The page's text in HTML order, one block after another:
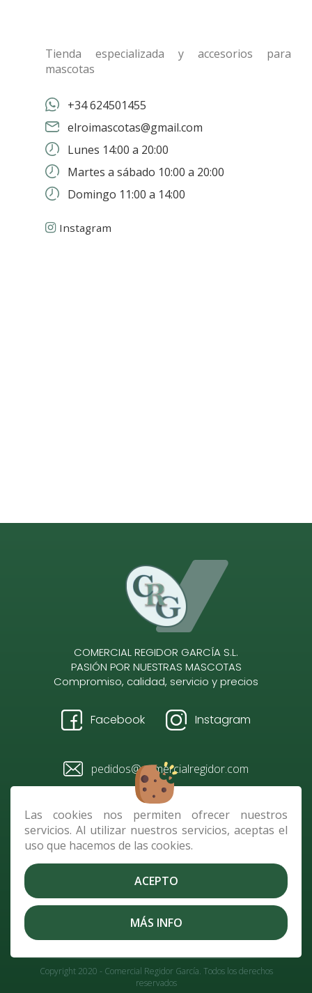
Las cookies nos permiten ofrecer nuestros
servicios. Al utilizar nuestros servicios, aceptas el
uso que hacemos de las cookies.
ACEPTO
MÁS INFO
Tienda especializada y accesorios para
mascotas
+34 624501455
elroimascotas@gmail.com
Lunes 14:00 a 20:00
Martes a sábado 10:00 a 20:00
Domingo 11:00 a 14:00
Instagram
COMERCIAL REGIDOR GARCÍA S.L.
PASIÓN POR NUESTRAS MASCOTAS
Compromiso, calidad, servicio y precios
Facebook Instagram
pedidos@comercialregidor.com
928 484 096 / 610 728 118
Av. República de Nicaragua,
parcela C 2, 35010 Las Palmas
de G.C.
Contacto
Política de
Términos y condiciones
Copyright 2020 - Comercial Regidor García. Todos los derechos
reservados